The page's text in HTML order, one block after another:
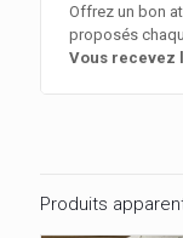
Offrez un bon
proposés
Vous recevez
Produits